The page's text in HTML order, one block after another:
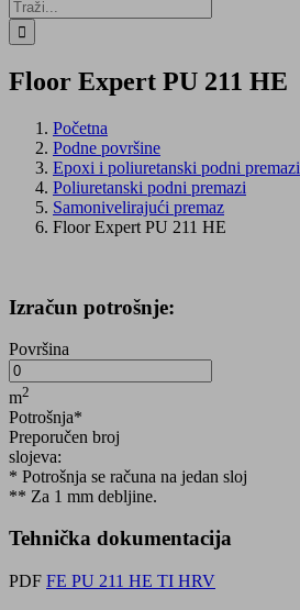
Traži...
Floor Expert PU 211 HE
Početna
Podne površine
Epoxi i poliuretanski podni premazi
Poliuretanski podni premazi
Samonivelirajući premaz
Floor Expert PU 211 HE
Izračun potrošnje:
Površina
m2
Potrošnja*
Preporučen broj
slojeva:
* Potrošnja se računa na jedan sloj
** Za 1 mm debljine.
Tehnička dokumentacija
PDF FE PU 211 HE TI HRV